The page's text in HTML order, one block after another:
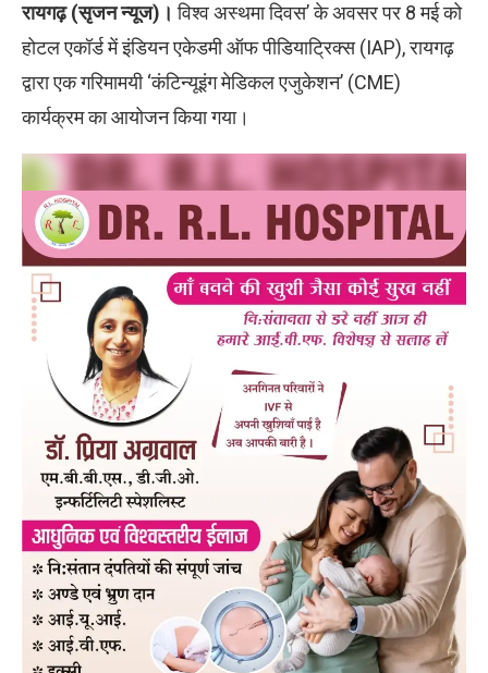
रायगढ़ (सृजन न्यूज)। विश्व अस्थमा दिवस’ के अवसर पर 8 मई को
होटल एकॉर्ड में इंडियन एकेडमी ऑफ पीडियाट्रिक्स (IAP), रायगढ़
द्वारा एक गरिमामयी ‘कंटिन्यूइंग मेडिकल एजुकेशन’ (CME)
कार्यक्रम का आयोजन किया गया।